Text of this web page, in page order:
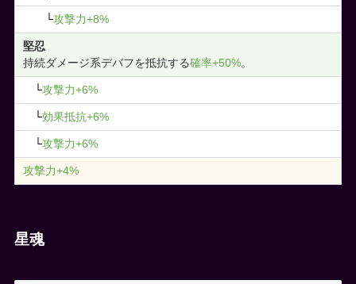
└攻撃力+8%
堅忍
持続ダメージ系デバフを抵抗する確率+50%。
└攻撃力+6%
└効果抵抗+6%
└攻撃力+6%
攻撃力+4%
星魂